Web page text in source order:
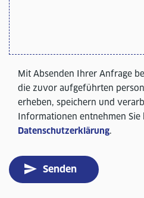
Mit Absenden Ihrer Anfrage
die zuvor aufgeführten
erheben, speichern und
Informationen entnehmen Sie
Datenschutzerklärung.
Senden